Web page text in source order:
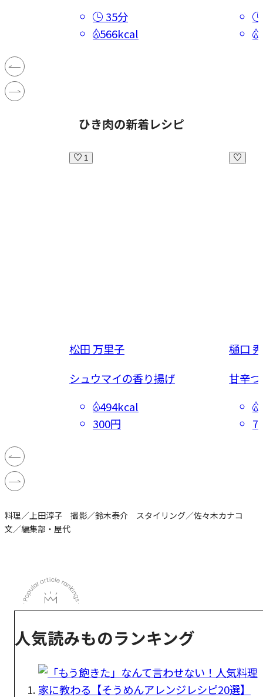
35分
566kcal
ひき肉の新着レシピ
1
松田 万里子
シュウマイの香り揚げ
494kcal
300円
樋口
甘辛
料理／上田淳子 撮影／鈴木泰介 スタイリング／佐々木カナコ
文／編集部・屋代
人気読みものランキング